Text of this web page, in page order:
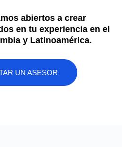
abiertos a crear
en tu experiencia en el
y Latinoamérica.
UN ASESOR